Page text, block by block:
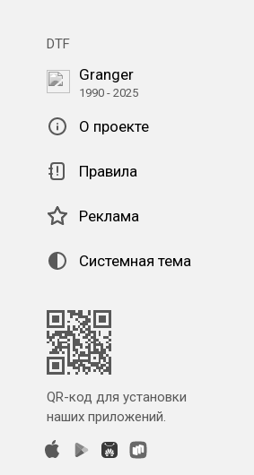
DTF
Granger
1990 - 2025
О проекте
Правила
Реклама
Системная тема
QR-код для установки
наших приложений.